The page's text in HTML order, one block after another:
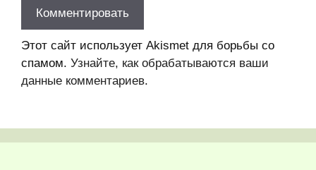
Этот сайт использует Akismet для борьбы со
спамом. Узнайте, как обрабатываются ваши
данные комментариев.